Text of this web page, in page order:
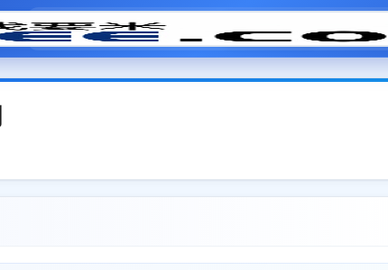
模拟面试 题目大全 招聘中心 会员专区